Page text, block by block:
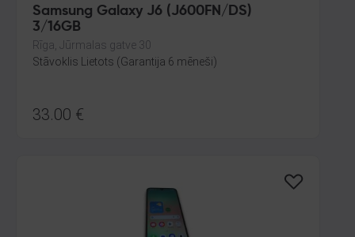
Samsung Galaxy J6 (J600FN/DS)
3/16GB
Rīga, Jūrmalas gatve 30
Stāvoklis Lietots (Garantija 6 mēneši)
33.00 €